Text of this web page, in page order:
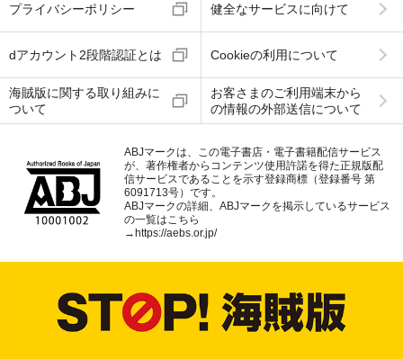
プライバシーポリシー 健全なサービスに向けて
dアカウント2段階認証とは Cookieの利用について
海賊版に関する取り組みに
ついて
お客さまのご利用端末から
の情報の外部送信について
ABJマークは、この電子書店・電子書籍配信サービス
が、著作権者からコンテンツ使用許諾を得た正規版配
信サービスであることを示す登録商標（登録番号 第
6091713号）です。
ABJマークの詳細、ABJマークを掲示しているサービス
の一覧はこちら
→https://aebs.or.jp/